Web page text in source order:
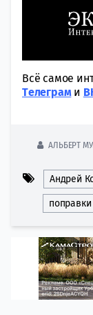
Всё самое
Tелеграми
АЛЬБЕРТ
Андрей
поправки